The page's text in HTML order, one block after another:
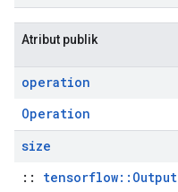
Atribut publik
operation
Operation
size
:: tensorflow::Output